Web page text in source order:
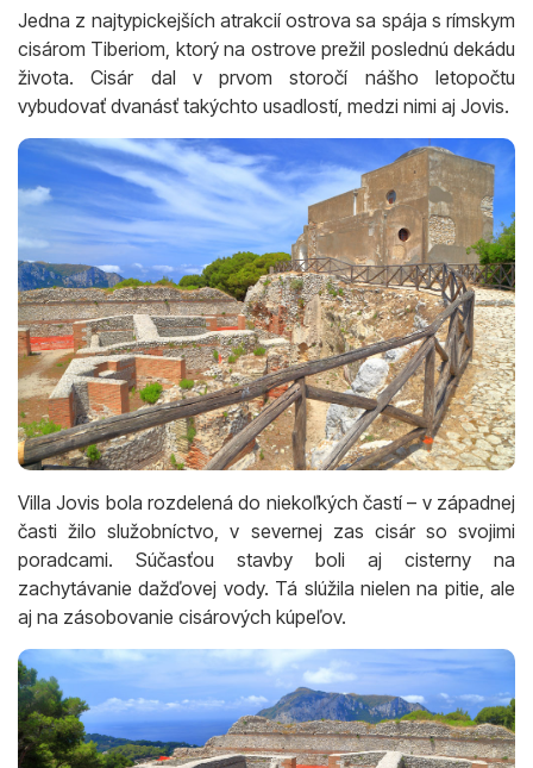
Jedna z najtypickejších atrakcií ostrova sa spája s rímskym
cisárom Tiberiom, ktorý na ostrove prežil poslednú dekádu
života. Cisár dal v prvom storočí nášho letopočtu
vybudovať dvanásť takýchto usadlostí, medzi nimi aj Jovis.
Villa Jovis bola rozdelená do niekoľkých častí – v západnej
časti žilo služobníctvo, v severnej zas cisár so svojimi
poradcami. Súčasťou stavby boli aj cisterny na
zachytávanie dažďovej vody. Tá slúžila nielen na pitie, ale
aj na zásobovanie cisárových kúpeľov.